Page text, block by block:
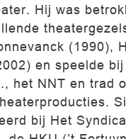
Hij was
(1990),
en speelde
het NNT en trad
bij Het